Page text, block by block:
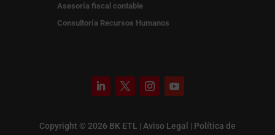
Asesoría fiscal contable
Consultoría Recursos Humanos
Copyright © 2026 BK ETL | Aviso Legal | Política de